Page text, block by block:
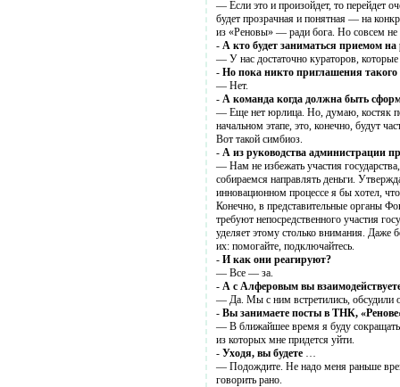
— Если это и произойдет, то перейдет
будет прозрачная и понятная — на
из «Реновы» — ради бога. Но совсем не
- А кто будет заниматься приемом
— У нас достаточно кураторов, которые
- Но пока никто приглашения такого
— Нет.
- А команда когда должна быть
— Еще нет юрлица. Но, думаю, костяк
начальном этапе, это, конечно, будут
Вот такой симбиоз.
- А из руководства администрации
— Нам не избежать участия
собираемся направлять деньги.
инновационном процессе я бы хотел,
Конечно, в представительные органы
требуют непосредственного участия
уделяет этому столько внимания. Даже
их: помогайте, подключайтесь.
- И как они реагируют?
— Все — за.
- А с Алферовым вы
— Да. Мы с ним встретились, обсудили
- Вы занимаете посты в ТНК,
— В ближайшее время я буду сокращать
из которых мне придется уйти.
- Уходя, вы будете …
— Подождите. Не надо меня раньше
говорить рано.